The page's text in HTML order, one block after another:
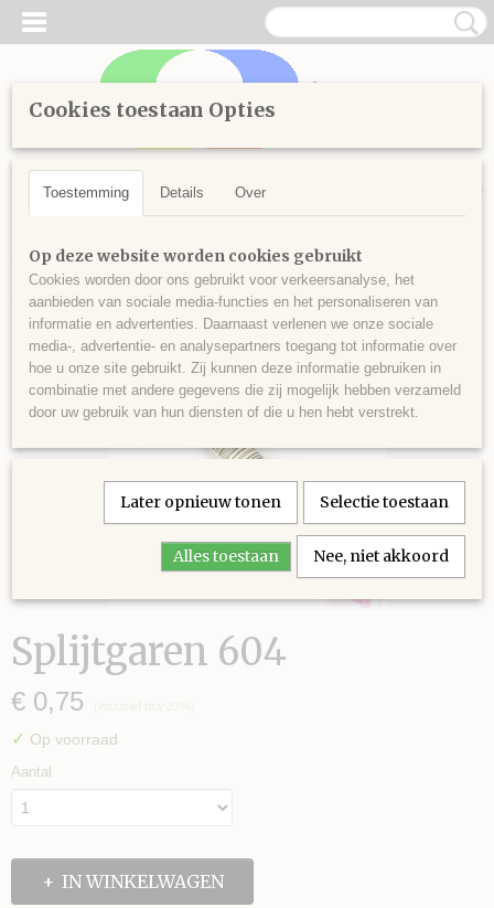
Inloggen Registreren
UW WINKELWAGEN
Home >Handwerken>Borduren>Splijtgaren>
600>Splijtgaren 604
Splijtgaren 604
€ 0,75
✓ Op voorraad
Aantal
IN WINKELWAGEN
Cookies toestaan Opties
Toestemming Details Over
Op deze website worden cookies gebruikt
Cookies worden door ons gebruikt voor verkeersanalyse, het
aanbieden van sociale media-functies en het personaliseren van
informatie en advertenties. Daarnaast verlenen we onze sociale
media-, advertentie- en analysepartners toegang tot informatie over
hoe u onze site gebruikt. Zij kunnen deze informatie gebruiken in
combinatie met andere gegevens die zij mogelijk hebben verzameld
door uw gebruik van hun diensten of die u hen hebt verstrekt.
Later opnieuw tonen Selectie toestaan
Alles toestaan Nee, niet akkoord